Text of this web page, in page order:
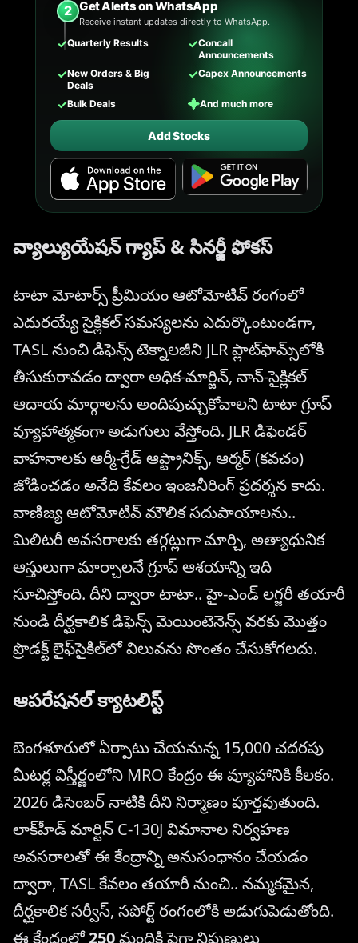
2 Get Alerts on WhatsApp
Receive instant updates directly to WhatsApp.
✓Quarterly Results ✓Concall
Announcements
✓New Orders & Big
Deals
✓Capex Announcements
✓Bulk Deals ✦And much more
Add Stocks
వ్యాల్యుయేషన్ గ్యాప్ & సినర్జీ ఫోకస్
టాటా మోటార్స్ ప్రీమియం ఆటోమోటివ్ రంగంలో
ఎదురయ్యే సైక్లికల్ సమస్యలను ఎదుర్కొంటుండగా,
TASL నుంచి డిఫెన్స్ టెక్నాలజీని JLR ప్లాట్‌ఫామ్స్‌లోకి
తీసుకురావడం ద్వారా అధిక-మార్జిన్, నాన్-సైక్లికల్
ఆదాయ మార్గాలను అందిపుచ్చుకోవాలని టాటా గ్రూప్
వ్యూహాత్మకంగా అడుగులు వేస్తోంది. JLR డిఫెండర్
వాహనాలకు ఆర్మీ-గ్రేడ్ ఆప్ట్రానిక్స్, ఆర్మర్ (కవచం)
జోడించడం అనేది కేవలం ఇంజనీరింగ్ ప్రదర్శన కాదు.
వాణిజ్య ఆటోమోటివ్ మౌలిక సదుపాయాలను..
మిలిటరీ అవసరాలకు తగ్గట్లుగా మార్చి, అత్యాధునిక
ఆస్తులుగా మార్చాలనే గ్రూప్ ఆశయాన్ని ఇది
సూచిస్తోంది. దీని ద్వారా టాటా.. హై-ఎండ్ లగ్జరీ తయారీ
నుండి దీర్ఘకాలిక డిఫెన్స్ మెయింటెనెన్స్ వరకు మొత్తం
ప్రొడక్ట్ లైఫ్‌సైకిల్‌లో విలువను సొంతం చేసుకోగలదు.
ఆపరేషనల్ క్యాటలిస్ట్
బెంగళూరులో ఏర్పాటు చేయనున్న 15,000 చదరపు
మీటర్ల విస్తీర్ణంలోని MRO కేంద్రం ఈ వ్యూహానికి కీలకం.
2026 డిసెంబర్ నాటికి దీని నిర్మాణం పూర్తవుతుంది.
లాక్‌హీడ్ మార్టిన్ C-130J విమానాల నిర్వహణ
అవసరాలతో ఈ కేంద్రాన్ని అనుసంధానం చేయడం
ద్వారా, TASL కేవలం తయారీ నుంచి.. నమ్మకమైన,
దీర్ఘకాలిక సర్వీస్, సపోర్ట్ రంగంలోకి అడుగుపెడుతోంది.
ఈ కేంద్రంలో250మందికి పైగా నిపుణులు